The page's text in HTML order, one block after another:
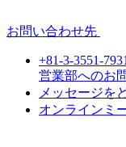
お問い合わせ先
+81-3-3551-7931
営業部へのお
メッセージを
オンラインミ